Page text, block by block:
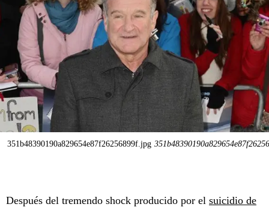
351b48390190a829654e87f26256899f.jpg
Después del tremendo shock producido por el suicidio de